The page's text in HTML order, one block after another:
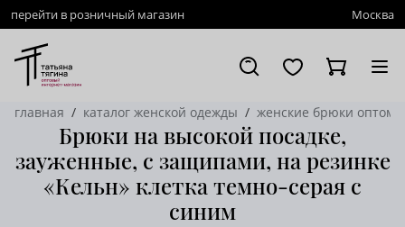
перейти в розничный магазин Москва
главная каталог женской одежды женские брюки оптом
Брюки на высокой посадке,
зауженные, с защипами, на резинке
«Кельн» клетка темно-серая с
синим